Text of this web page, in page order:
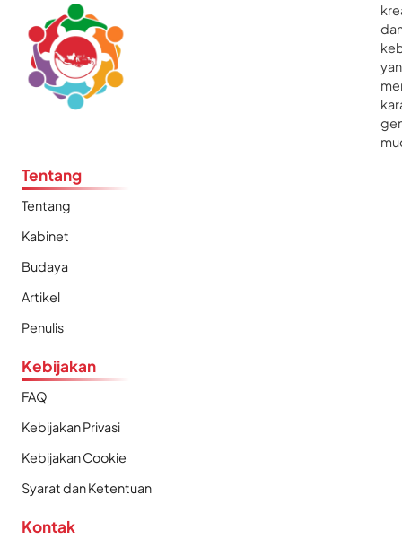
Tentang
Tentang
Kabinet
Budaya
Artikel
Penulis
Kebijakan
FAQ
Kebijakan Privasi
Kebijakan Cookie
Syarat dan Ketentuan
Kontak